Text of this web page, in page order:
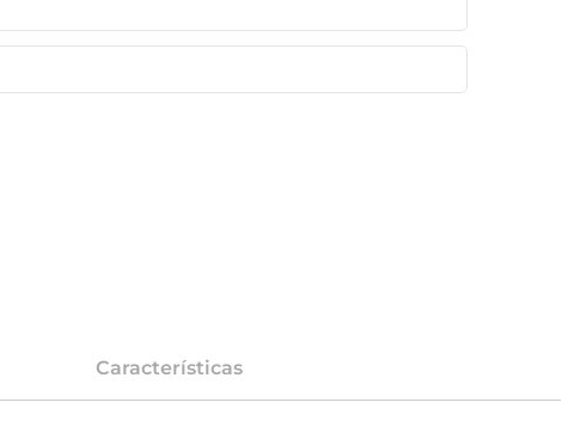
Características